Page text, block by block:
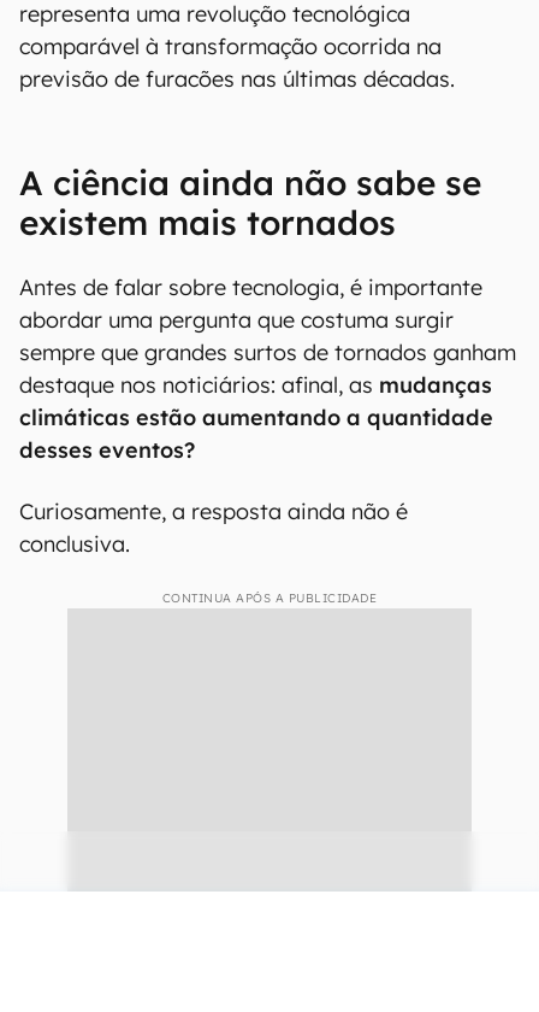
representa uma revolução tecnológica
comparável à transformação ocorrida na
previsão de furacões nas últimas décadas.
A ciência ainda não sabe se
existem mais tornados
Antes de falar sobre tecnologia, é importante
abordar uma pergunta que costuma surgir
sempre que grandes surtos de tornados ganham
destaque nos noticiários: afinal, as mudanças
climáticas estão aumentando a quantidade
desses eventos?
Curiosamente, a resposta ainda não é
conclusiva.
CONTINUA APÓS A PUBLICIDADE